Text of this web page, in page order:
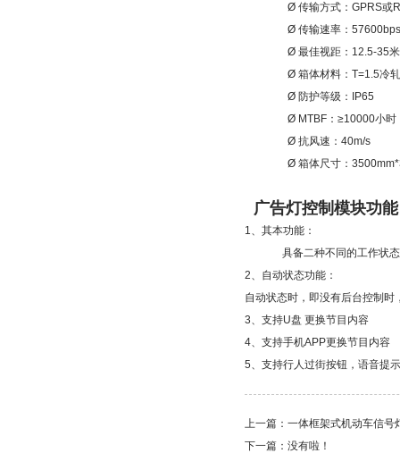
Ø 传输方式： GPRS或
Ø 传输速率： 57600bps
Ø 最佳视距： 12.5-35米
Ø 箱体材料： T=1.5冷
Ø 防护等级：IP65
Ø MTBF ：≥10000小时
Ø 抗风速： 40m/s
Ø 箱体尺寸：
广告灯控制模块功能
1、其本功能：
具备二种不同的工作状
2、自动状态功能：
自动状态时，即没有后台控制
3、 支持U盘 更换节目内容
4、 支持手机APP更换节目内容
5、支持行人过街按钮，语音提
上一篇： 一体框架式机动车信号
下一篇：没有啦！